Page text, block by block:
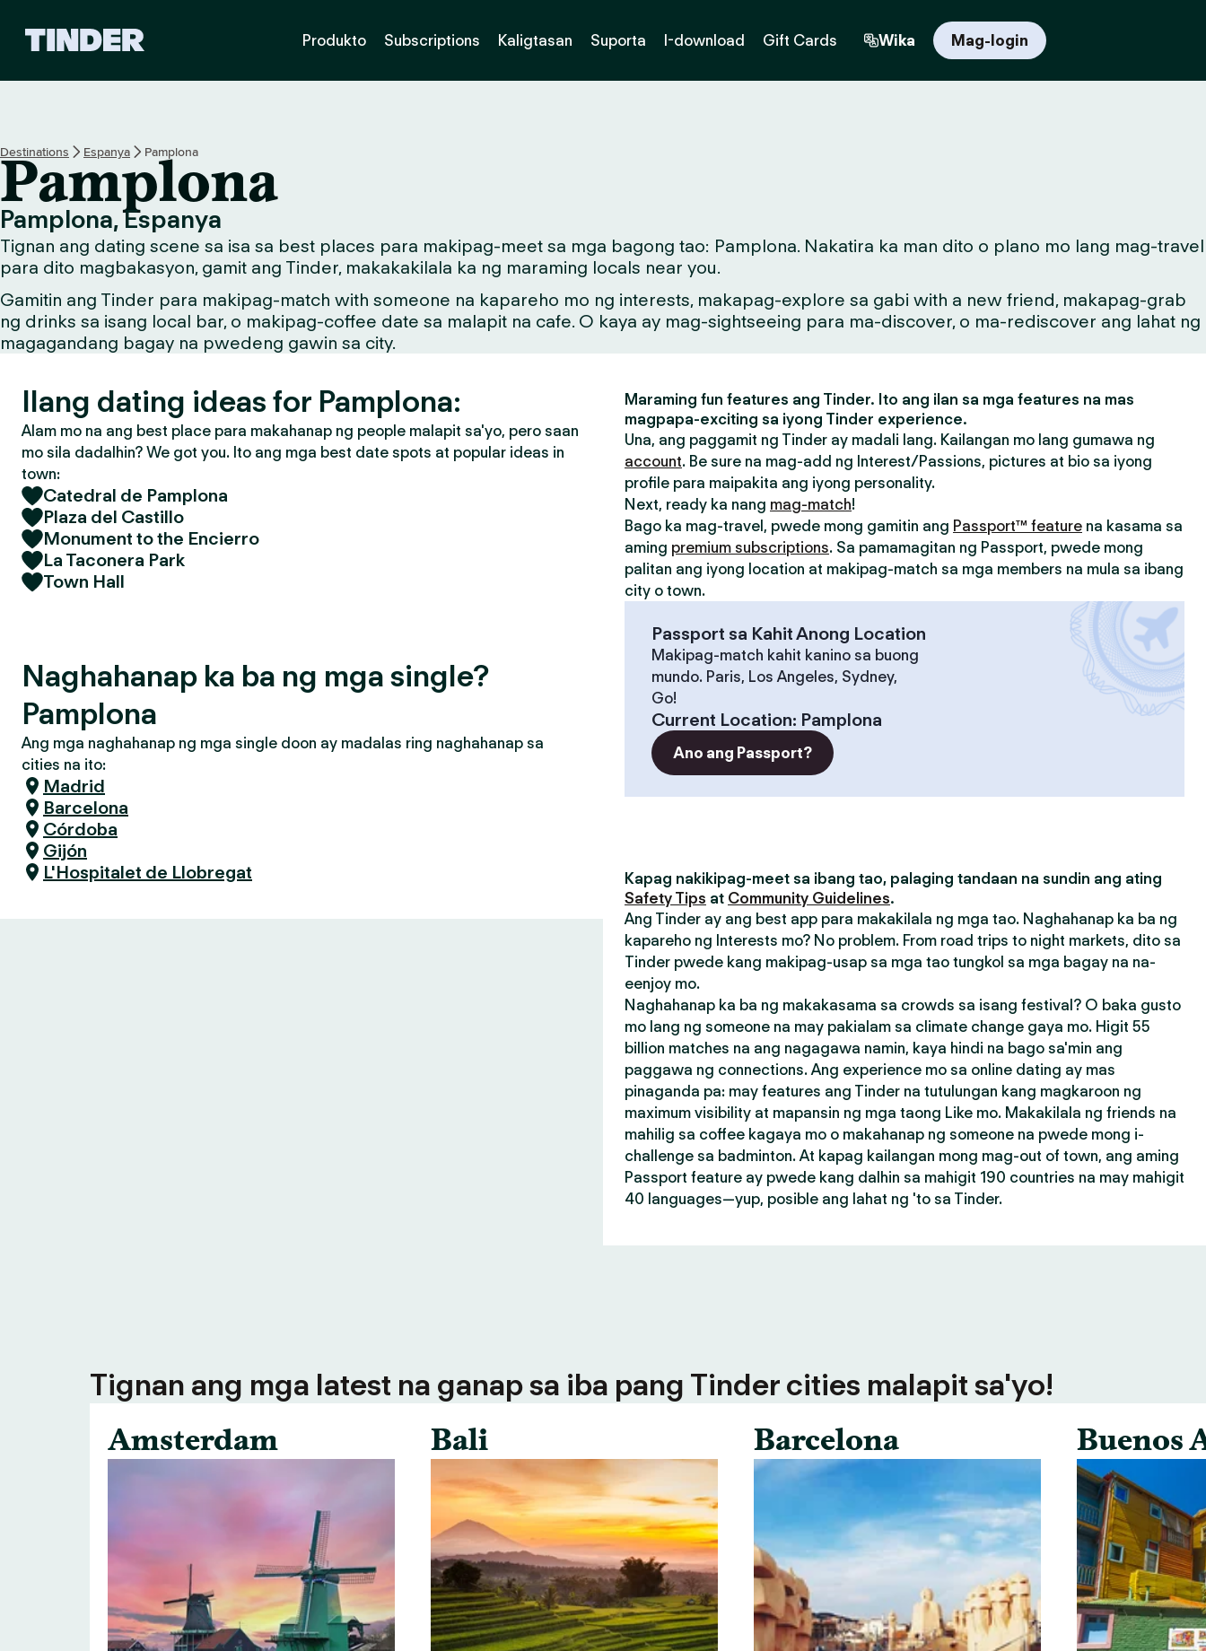
H
o
m
Produkto Subscriptions Kaligtasan Suporta I-download Gift Cards Wika Mag-login
Destinations Espanya Pamplona
Pamplona
Pamplona, Espanya
Tignan ang dating scene sa isa sa best places para makipag-meet sa mga bagong tao: Pamplona. Nakatira ka man dito o plano mo lang mag-travel
para dito magbakasyon, gamit ang Tinder, makakakilala ka ng maraming locals near you.
Gamitin ang Tinder para makipag-match with someone na kapareho mo ng interests, makapag-explore sa gabi with a new friend, makapag-grab
ng drinks sa isang local bar, o makipag-coffee date sa malapit na cafe. O kaya ay mag-sightseeing para ma-discover, o ma-rediscover ang lahat ng
magagandang bagay na pwedeng gawin sa city.
Ilang dating ideas for Pamplona:
Alam mo na ang best place para makahanap ng people malapit sa'yo, pero saan
mo sila dadalhin? We got you. Ito ang mga best date spots at popular ideas in
town:
Catedral de Pamplona
Plaza del Castillo
Monument to the Encierro
La Taconera Park
Town Hall
Naghahanap ka ba ng mga single?
Pamplona
Ang mga naghahanap ng mga single doon ay madalas ring naghahanap sa
cities na ito:
Madrid
Barcelona
Córdoba
Gijón
L'Hospitalet de Llobregat
Maraming fun features ang Tinder. Ito ang ilan sa mga features na mas
magpapa-exciting sa iyong Tinder experience.
Una, ang paggamit ng Tinder ay madali lang. Kailangan mo lang gumawa ng
account. Be sure na mag-add ng Interest/Passions, pictures at bio sa iyong
profile para maipakita ang iyong personality.
Next, ready ka nang mag-match!
Bago ka mag-travel, pwede mong gamitin ang Passport™ feature na kasama sa
aming premium subscriptions. Sa pamamagitan ng Passport, pwede mong
palitan ang iyong location at makipag-match sa mga members na mula sa ibang
city o town.
Passport sa Kahit Anong Location
Makipag-match kahit kanino sa buong
mundo. Paris, Los Angeles, Sydney,
Go!
Current Location: Pamplona
Ano ang Passport?
Kapag nakikipag-meet sa ibang tao, palaging tandaan na sundin ang ating
Safety Tips at Community Guidelines.
Ang Tinder ay ang best app para makakilala ng mga tao. Naghahanap ka ba ng
kapareho ng Interests mo? No problem. From road trips to night markets, dito sa
Tinder pwede kang makipag-usap sa mga tao tungkol sa mga bagay na na-
eenjoy mo.
Naghahanap ka ba ng makakasama sa crowds sa isang festival? O baka gusto
mo lang ng someone na may pakialam sa climate change gaya mo. Higit 55
billion matches na ang nagagawa namin, kaya hindi na bago sa'min ang
paggawa ng connections. Ang experience mo sa online dating ay mas
pinaganda pa: may features ang Tinder na tutulungan kang magkaroon ng
maximum visibility at mapansin ng mga taong Like mo. Makakilala ng friends na
mahilig sa coffee kagaya mo o makahanap ng someone na pwede mong i-
challenge sa badminton. At kapag kailangan mong mag-out of town, ang aming
Passport feature ay pwede kang dalhin sa mahigit 190 countries na may mahigit
40 languages—yup, posible ang lahat ng 'to sa Tinder.
Tignan ang mga latest na ganap sa iba pang Tinder cities malapit sa'yo!
Amsterdam
Bali Barcelona Buenos